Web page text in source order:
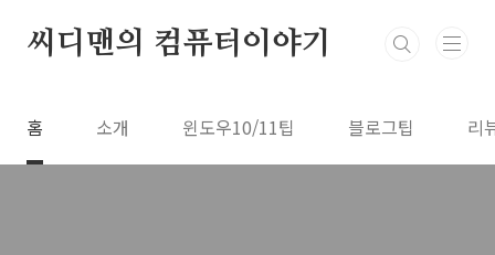
씨디맨의 컴퓨터이야기
홈 소개 윈도우10/11팁 블로그팁 리